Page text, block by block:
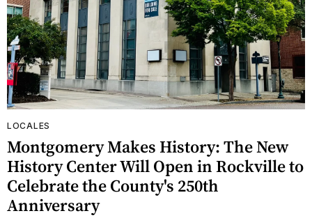
LOCALES
Montgomery Makes History: The New
History Center Will Open in Rockville to
Celebrate the County's 250th
Anniversary